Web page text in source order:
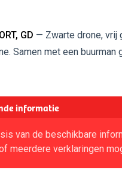
GD — Zwarte drone, vrij
Samen met een buurman
informatie
van de beschikbare
meerdere verklaringen